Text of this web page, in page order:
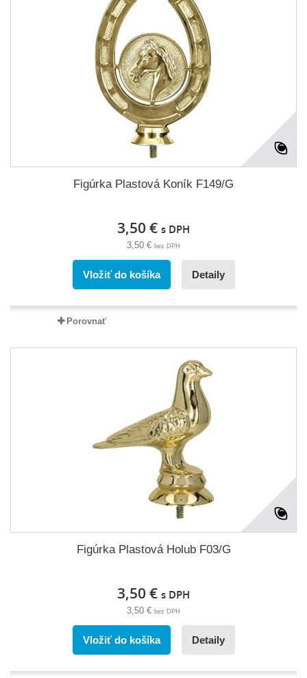
Figúrka Plastová Koník F149/G
3,50 € s DPH
3,50 € bez DPH
Vložiť do košíka Detaily
Porovnať
Figúrka Plastová Holub F03/G
3,50 € s DPH
3,50 € bez DPH
Vložiť do košíka Detaily